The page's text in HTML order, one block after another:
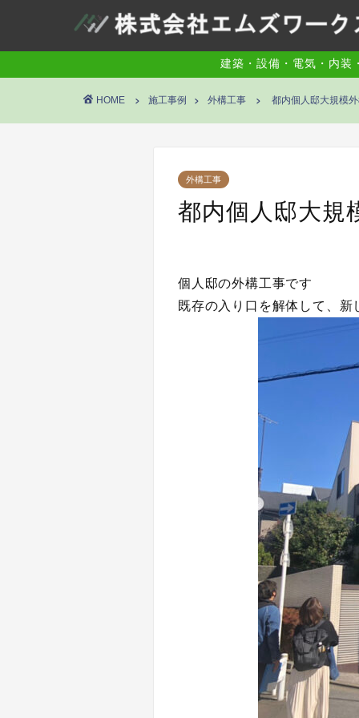
建築・設備・電気・内装
HOME 施工事例 外構工事 都内個人邸大規模
外構工事
都内個人邸大規
個人邸の外構工事です
既存の入り口を解体して、